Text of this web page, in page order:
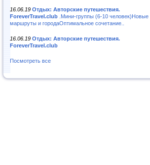
16.06.19 Отдых: Авторские путешествия.
ForeverTravel.club .Мини-группы (6-10 человек)Новые
маршруты и городаОптимальное сочетание..
16.06.19 Отдых: Авторские путешествия.
ForeverTravel.club
Посмотреть все